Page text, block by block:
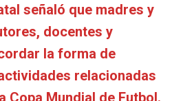
señaló que madres y
docentes y
la forma de
relacionadas
Copa Mundial de Futbol.